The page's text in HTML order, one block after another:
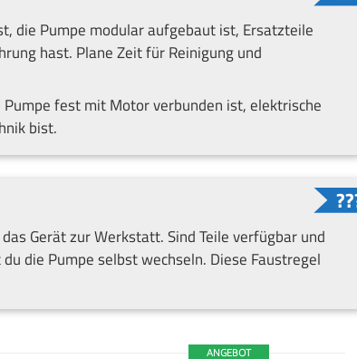
die Pumpe modular aufgebaut ist, Ersatzteile
hast. Plane Zeit für Reinigung und
fest mit Motor verbunden ist, elektrische
bist.
Gerät zur Werkstatt. Sind Teile verfügbar und
die Pumpe selbst wechseln. Diese Faustregel
ANGEBOT